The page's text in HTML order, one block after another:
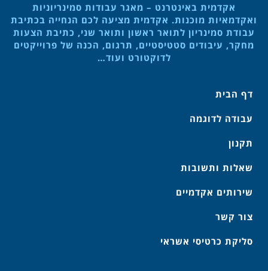
אקדמית באינטרנט – מאגר עבודות סמינריוניות
ואקדמאיות מוכנות. אקדמית מציעה לכם הנחייה בכתיבת
עבודת סמינריון לתואר ראשון ותואר שני, כתיבת הצעות
מחקר, עיבודים סטטיסטיים, תרגום, הכנה של פרוייקטים
לדוקטורט ועוד…
דף הבית
עבודה לדוגמה
תקנון
שאלות ותשובות
שירותים אקדמיים
צור קשר
סליקת כרטיסי אשראי